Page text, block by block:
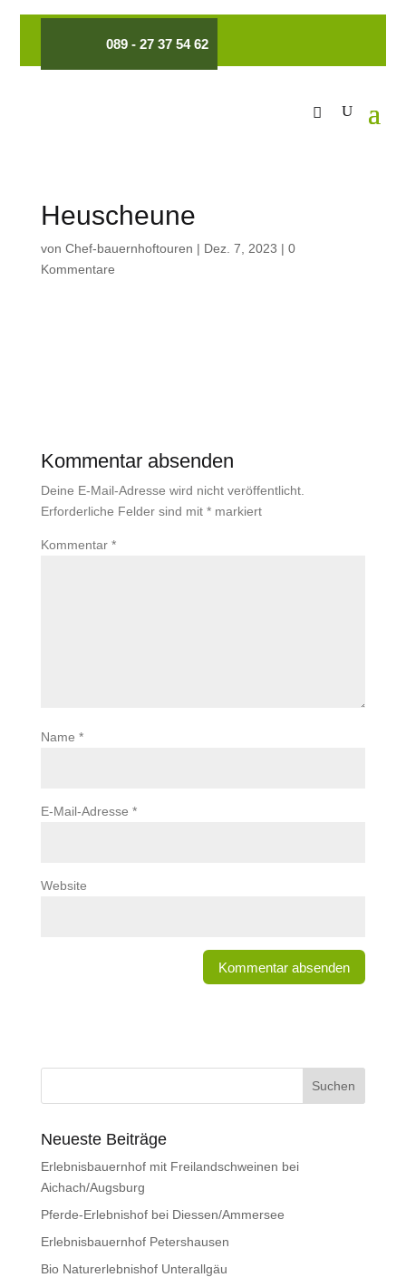
089 - 27 37 54 62
Heuscheune
von Chef-bauernhoftouren | Dez. 7, 2023 | 0
Kommentare
Kommentar absenden
Deine E-Mail-Adresse wird nicht veröffentlicht.
Erforderliche Felder sind mit *markiert
Kommentar *
Name *
E-Mail-Adresse *
Website
Neueste Beiträge
Erlebnisbauernhof mit Freilandschweinen bei
Aichach/Augsburg
Pferde-Erlebnishof bei Diessen/Ammersee
Erlebnisbauernhof Petershausen
Bio Naturerlebnishof Unterallgäu